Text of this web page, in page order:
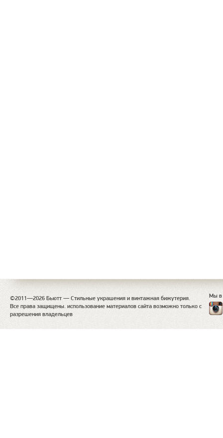
©2011—2026 Бьютт — Стильные украшения и винтажная бижутерия.
Все права защищены. использование материалов сайта возможно только с
разрешения владельцев
Мы в